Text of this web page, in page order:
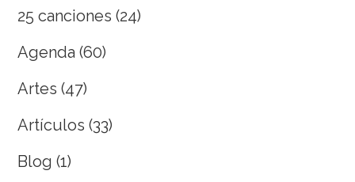
25 canciones (24)
Agenda (60)
Artes (47)
Artículos (33)
Blog (1)